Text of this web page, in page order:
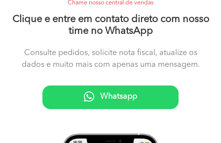
Chame nosso central de vendas
Clique e entre em contato direto com nosso
time no WhatsApp
Consulte pedidos, solicite nota fiscal, atualize os
dados e muito mais com apenas uma mensagem.
Whatsapp